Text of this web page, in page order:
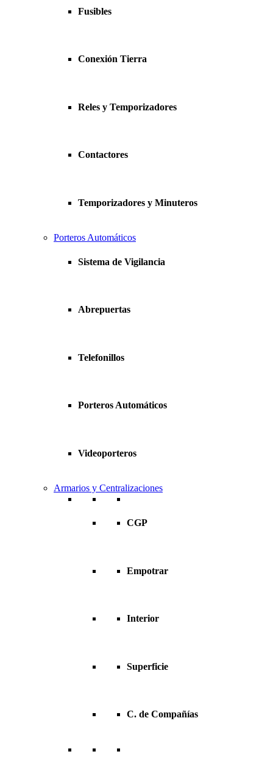
Fusibles
Conexión Tierra
Reles y Temporizadores
Contactores
Temporizadores y Minuteros
Porteros Automáticos
Sistema de Vigilancia
Abrepuertas
Telefonillos
Porteros Automáticos
Videoporteros
Armarios y Centralizaciones
CGP
Empotrar
Interior
Superficie
C. de Compañías